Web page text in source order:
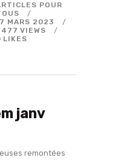
POUR
MARS 2023
VIEWS
LIKES
janv
remontées